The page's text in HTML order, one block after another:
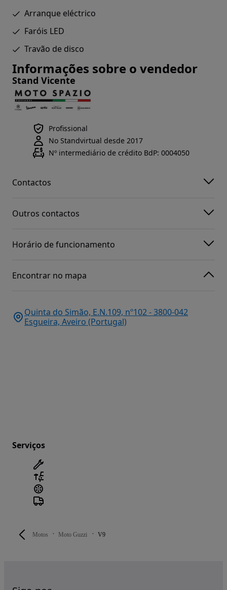
Motos Moto Guzzi V9
Arranque eléctrico
Faróis LED
Travão de disco
Informações sobre o vendedor
Stand Vicente
Profissional
No Standvirtual desde 2017
Nº intermediário de crédito BdP: 0004050
Contactos
Outros contactos
Horário de funcionamento
Encontrar no mapa
Quinta do Simão, E.N.109, nº102 - 3800-042
Esgueira, Aveiro (Portugal)
Serviços